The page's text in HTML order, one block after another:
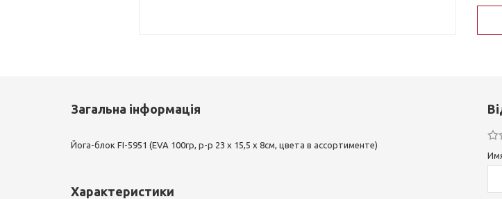
Загальна інформація
Йога-блок FI-5951 (EVA 100гр, р-р 23 x 15,5 x 8см, цвета в ассортименте)
Характеристики